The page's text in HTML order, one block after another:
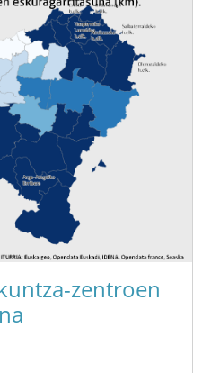
zentroen